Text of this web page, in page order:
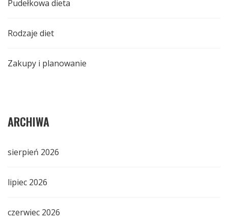
Pudełkowa dieta
Rodzaje diet
Zakupy i planowanie
ARCHIWA
sierpień 2026
lipiec 2026
czerwiec 2026